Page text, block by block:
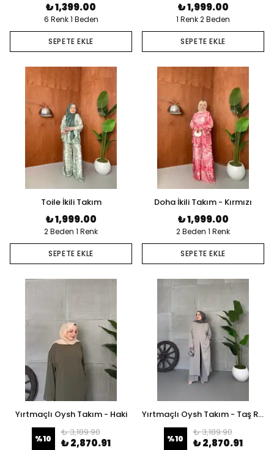
₺ 1,399.00
6 Renk 1 Beden
SEPETE EKLE
₺ 1,999.00
1 Renk 2 Beden
SEPETE EKLE
Toile İkili Takım
₺ 1,999.00
2 Beden 1 Renk
SEPETE EKLE
Doha İkili Takım - Kırmızı
₺ 1,999.00
2 Beden 1 Renk
SEPETE EKLE
Yırtmaçlı Oysh Takım - Haki
%10
₺ 3,189.90
₺ 2,870.91
Yırtmaçlı Oysh Takım - Taş Rengi
%10
₺ 3,189.90
₺ 2,870.91